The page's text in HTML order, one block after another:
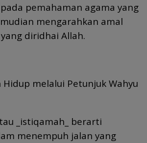
pemahaman agama yang
mengarahkan amal
diridhai Allah.
melalui Petunjuk Wahyu
_istiqamah_ berarti
menempuh jalan yang